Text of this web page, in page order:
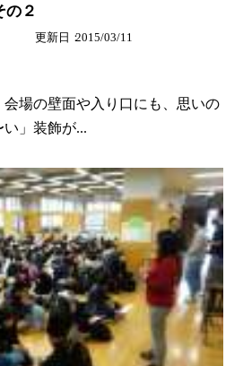
の２
更新日 2015/03/11
場の壁面や入り口にも、思いの
」装飾が...